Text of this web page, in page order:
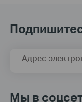
Адрес
Мы в